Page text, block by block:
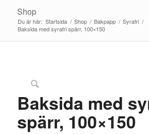
Shop
Du är här: Startsida / Shop / Bakpapp / Syrafri /
Baksida med syrafri spärr, 100×150
Baksida med
spärr, 100×150